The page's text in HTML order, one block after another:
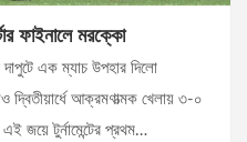
ফাইনালে মরক্কো
এক ম্যাচ উপহার দিলো
দ্বিতীয়ার্ধে আক্রমণাত্মক খেলায় ৩-০
জয়ে টুর্নামেন্টের প্রথম…